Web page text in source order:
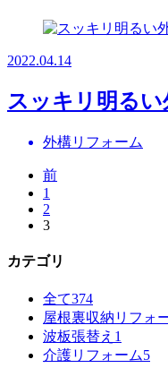
2022.04.14
スッキリ明るい
外構リフォーム
前
1
2
3
カテゴリ
全て374
屋根裏収納リフォ
波板張替え 1
介護リフォーム5